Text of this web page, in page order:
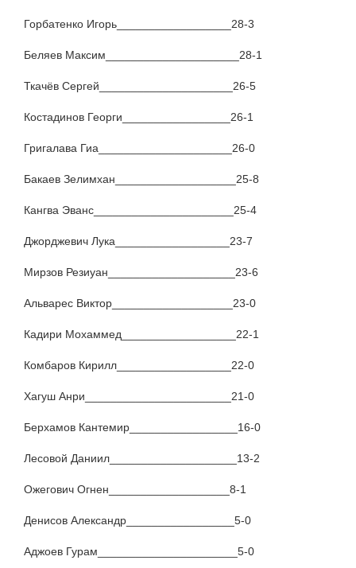
Горбатенко Игорь__________________28-3
Беляев Максим_____________________28-1
Ткачёв Сергей_____________________26-5
Костадинов Георги_________________26-1
Григалава Гиа_____________________26-0
Бакаев Зелимхан___________________25-8
Кангва Эванс______________________25-4
Джорджевич Лука__________________23-7
Мирзов Резиуан____________________23-6
Альварес Виктор___________________23-0
Кадири Мохаммед__________________22-1
Комбаров Кирилл__________________22-0
Хагуш Анри_______________________21-0
Берхамов Кантемир_________________16-0
Лесовой Даниил____________________13-2
Ожегович Огнен___________________8-1
Денисов Александр_________________5-0
Аджоев Гурам______________________5-0